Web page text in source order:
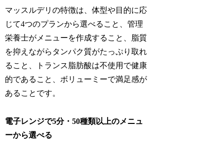
マッスルデリの特徴は、体型や目的に応
じて4つのプランから選べること、管理
栄養士がメニューを作成すること、脂質
を抑えながらタンパク質がたっぷり取れ
ること、トランス脂肪酸は不使用で健康
的であること、ボリューミーで満足感が
あることです。
電子レンジで5分・50種類以上のメニュ
ーから選べる